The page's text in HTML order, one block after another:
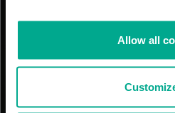
Allow all